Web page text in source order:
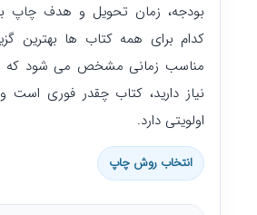
بودجه، زمان تحویل و هدف چاپ
کدام برای همه کتاب ها بهترین
مناسب زمانی مشخص می شود که
نیاز دارید، کتاب چقدر فوری
اولویتی دارد.
انتخاب روش چاپ